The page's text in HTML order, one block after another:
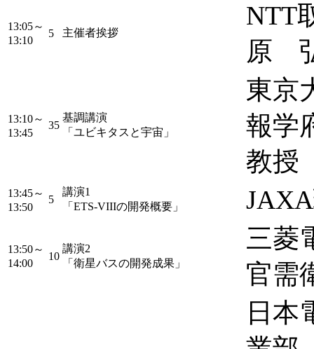
13:05～
13:10
5 主催者挨拶
NTT
原
13:10～
13:45
35
基調講演
「ユビキタスと宇宙」
東京
報学
教
13:45～
13:50
5
講演1
「ETS-VIIIの開発概要」
13:50～
14:00
10
講演2
「衛星バスの開発成果」
三菱
官需
日本